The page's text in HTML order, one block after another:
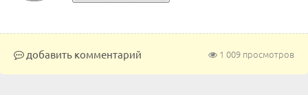
1 009 просмотров
добавить комментарий